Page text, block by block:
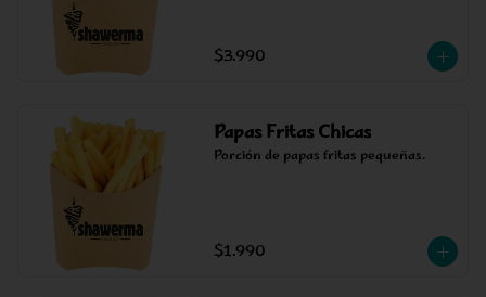
$3.990
Papas Fritas Chicas
Porción de papas fritas pequeñas.
$1.990